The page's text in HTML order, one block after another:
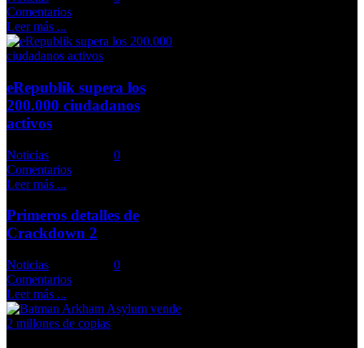
Comentarios
Leer más ...
eRepublik supera los
200.000 ciudadanos
activos
Noticias
0
Comentarios
Leer más ...
Primeros detalles de
Crackdown 2
Noticias
0
Comentarios
Leer más ...